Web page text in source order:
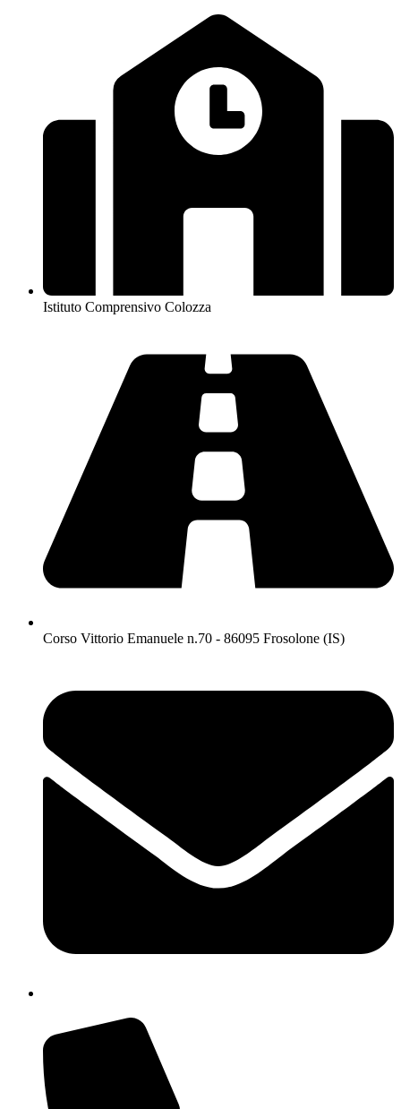
Istituto Comprensivo Colozza
Corso Vittorio Emanuele n.70 - 86095 Frosolone (IS)